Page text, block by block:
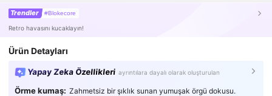
Trendler #Blokecore
Retro havasını kucaklayın!
Ürün Detayları
Yapay Zeka Özellikleri ayrıntılara dayalı olarak oluşturulan
Örme kumaş: Zahmetsiz bir şıklık sunan yumuşak örgü dokusu.